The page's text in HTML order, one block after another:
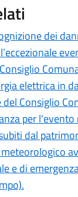
dei
elettrica in
Consiglio
per
dal
e di